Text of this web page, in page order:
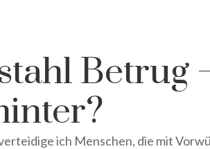
Betrug
ich Menschen, die mit